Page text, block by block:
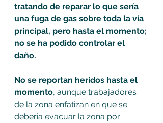
tratando de reparar lo que sería
una fuga de gas sobre toda la vía
principal, pero hasta el momento;
no se ha podido controlar el
daño.
No se reportan heridos hasta el
momento, aunque trabajadores
de la zona enfatizan en que se
deberia evacuar la zona por